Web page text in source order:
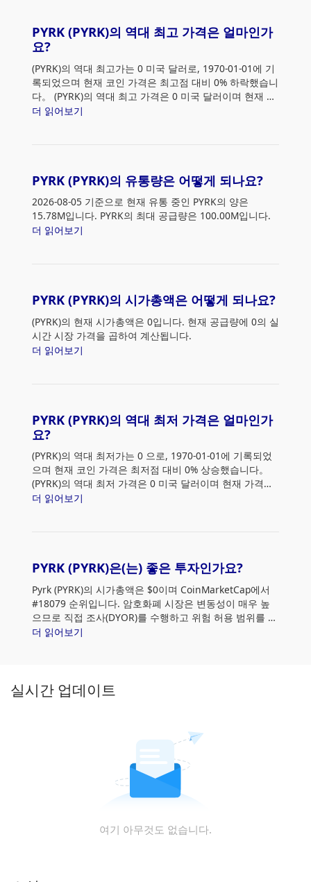
PYRK (PYRK)의 역대 최고 가격은 얼마인가
요?
(PYRK)의 역대 최고가는 0 미국 달러로, 1970-01-01에 기
록되었으며 현재 코인 가격은 최고점 대비 0% 하락했습니
다。 (PYRK)의 역대 최고 가격은 0 미국 달러이며 현재 가
격은 최고점 대비 0% 하락했습니다.
더 읽어보기
PYRK (PYRK)의 유통량은 어떻게 되나요?
2026-08-05 기준으로 현재 유통 중인 PYRK의 양은
15.78M입니다. PYRK의 최대 공급량은 100.00M입니다.
더 읽어보기
PYRK (PYRK)의 시가총액은 어떻게 되나요?
(PYRK)의 현재 시가총액은 0입니다. 현재 공급량에 0의 실
시간 시장 가격을 곱하여 계산됩니다.
더 읽어보기
PYRK (PYRK)의 역대 최저 가격은 얼마인가
요?
(PYRK)의 역대 최저가는 0 으로, 1970-01-01에 기록되었
으며 현재 코인 가격은 최저점 대비 0% 상승했습니다。
(PYRK)의 역대 최저 가격은 0 미국 달러이며 현재 가격은
최저점 대비 0% 상승했습니다.
더 읽어보기
PYRK (PYRK)은(는) 좋은 투자인가요?
Pyrk (PYRK)의 시가총액은 $0이며 CoinMarketCap에서
#18079 순위입니다. 암호화폐 시장은 변동성이 매우 높
으므로 직접 조사(DYOR)를 수행하고 위험 허용 범위를 평
가하십시오. 또한 Pyrk(PYRK) 가격 추세 및 패턴을 분석하
더 읽어보기
실시간 업데이트
여기 아무것도 없습니다.